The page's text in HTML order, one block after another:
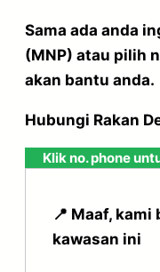
Sama ada anda
(MNP) atau pilih
akan bantu anda.
Hubungi Rakan
Klik no. phone
📍 Maaf,
kawasan ini